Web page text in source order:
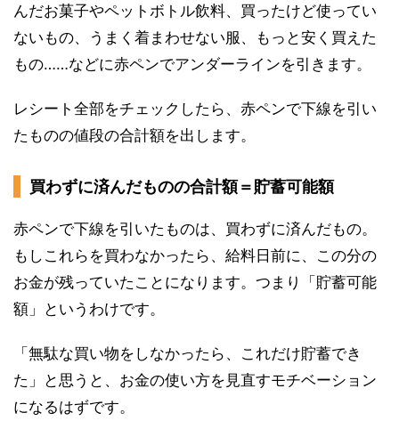
んだお菓子やペットボトル飲料、買ったけど使ってい
ないもの、うまく着まわせない服、もっと安く買えた
もの……などに赤ペンでアンダーラインを引きます。
レシート全部をチェックしたら、赤ペンで下線を引い
たものの値段の合計額を出します。
買わずに済んだものの合計額＝貯蓄可能額
赤ペンで下線を引いたものは、買わずに済んだもの。
もしこれらを買わなかったら、給料日前に、この分の
お金が残っていたことになります。つまり「貯蓄可能
額」というわけです。
「無駄な買い物をしなかったら、これだけ貯蓄でき
た」と思うと、お金の使い方を見直すモチベーション
になるはずです。